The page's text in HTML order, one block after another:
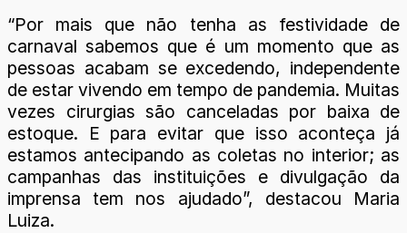
“Por mais que não tenha as festividade de
carnaval sabemos que é um momento que as
pessoas acabam se excedendo, independente
de estar vivendo em tempo de pandemia. Muitas
vezes cirurgias são canceladas por baixa de
estoque. E para evitar que isso aconteça já
estamos antecipando as coletas no interior; as
campanhas das instituições e divulgação da
imprensa tem nos ajudado”, destacou Maria
Luiza.